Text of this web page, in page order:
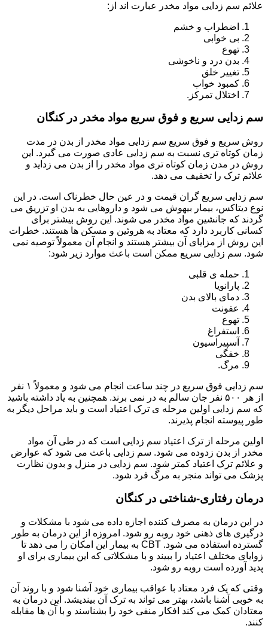
علائم سم زدایی مواد مخدر عبارت اند از:
اضطراب و خشم
بی خوابی
تهوع
بدن درد و ناخوشی
تغییر خلق
کمبود خواب
اختلال تمرکز.
سم زدایی سریع و فوق سریع مواد مخدر در کنگان
روش سریع و فوق سریع سم زدایی مواد مخدر از بدن در مدت
زمان کوتاه تری نسبت به سم زدایی عادی صورت می گیرد. این
روش در مدن زمان کوتاه تری مواد مخدر را از بدن می زداید و
علائم ترک را تخفیف می دهد.
سم زدایی سریع گران قیمت و در عین حال خطرناک است. در این
نوع دیتاکس، بیمار بیهوش می شود و داروهایی به بدن او تزریق می
گردند که جانشین مواد مخدر می شوند. این روش بیشتر برای
کسانی کاربرد دارد که معتاد به هروئین و مسکن ها هستند. خطرات
این روش از مزایای آن بیشتر هستند و انجام آن معمولاً توصیه نمی
شود. سم زدایی سریع ممکن است باعث موارد زیر شود:
حمله ی قلبی
پارانویا
دمای بالای بدن
عفونت
تهوع
استفراغ
آسپیراسیون
خفگی
مرگ.
سم زدایی فوق سریع در چند ساعت انجام می شود و معمولاً ۱ نفر
از هر ۵۰۰ نفر جان سالم به در نمی برند. همچنین به یاد داشته باشید
که سم زدایی اولین مرحله ی ترک اعتیاد است و باید مراحل دیگر به
طور پیوسته انجام پذیرند.
اولین مرحله از ترک اعتیاد سم زدایی است که در طی آن مواد
مخدر از بدن زدوده می شود. سم زدایی باعث می شود که عوارض
و علائم ترک اعتیاد کمتر شود. سم زدایی در منزل و بدون نظارت
پزشک می تواند منجر به مرگ فرد شود.
درمان رفتاری-شناختی در کنگان
در این درمان به مصرف کننده اجازه داده می شود با مشکلات و
درگیری های ذهنی خود روبه رو شود. امروزه از این درمان به طور
گسترده استفاده می شود. CBT به بیمار این امکان را می دهد تا
زوایای مختلف اعتیاد را ببیند و با مشکلاتی که این بیماری برای او
پدید آورده است روبه رو شود.
وقتی که یک فرد معتاد با عواقب بیماری خود آشنا شود و با روند آن
به خوبی آشنا باشد، بهتر می تواند به ترک آن بیندیشد. این درمان به
معتادان کمک می کند افکار منفی خود را بشناسند و با آن ها مقابله
کنند.